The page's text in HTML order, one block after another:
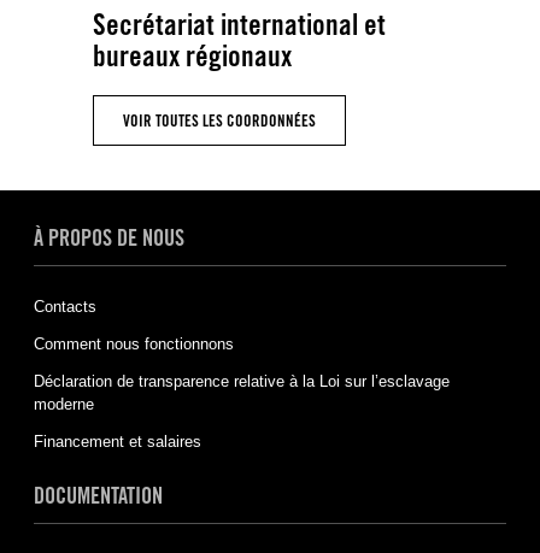
Secrétariat international et
bureaux régionaux
VOIR TOUTES LES COORDONNÉES
À PROPOS DE NOUS
Contacts
Comment nous fonctionnons
Déclaration de transparence relative à la Loi sur l’esclavage
moderne
Financement et salaires
DOCUMENTATION